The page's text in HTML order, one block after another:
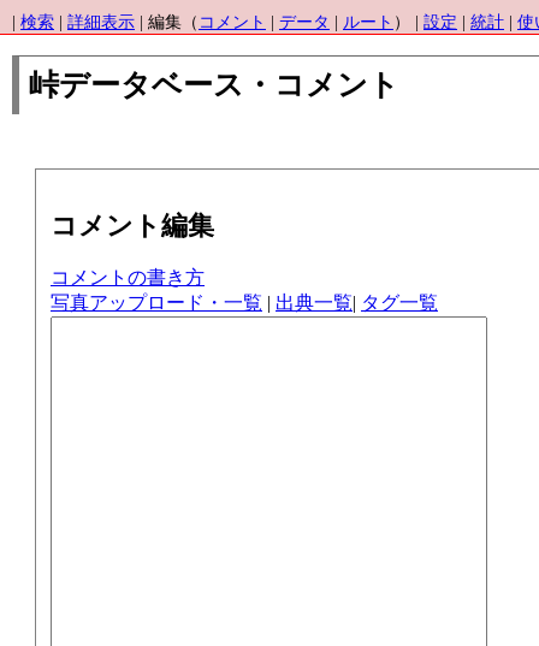
検索 詳細表示 | 編集（ コメント データ ルート ） | 設定 統計 使
峠データベース・コメント
コメント編集
コメントの書き方
写真アップロード・一覧 | 出典一覧| タグ一覧